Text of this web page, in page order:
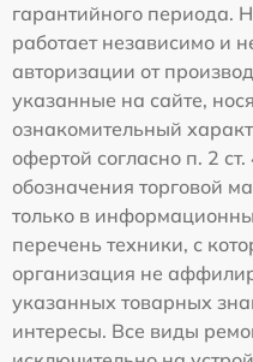
гарантийного периода.
работает независимо и
авторизации от
указанные на сайте,
ознакомительный
офертой согласно п. 2
обозначения торговой
только в
перечень техники, с
организация не
указанных товарных
интересы. Все виды